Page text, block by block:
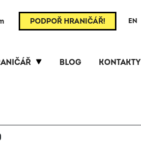
PODPOŘ HRANIČÁŘ! EN
BLOG KONTAKTY